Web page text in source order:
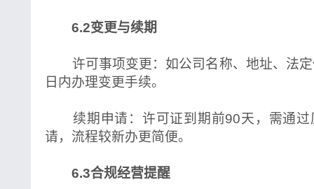
6.2变更与续期
许可事项变更：如公司名称、地址、法定
日内办理变更手续。
续期申请：许可证到期前90天，需通过
请，流程较新办更简便。
6.3合规经营提醒